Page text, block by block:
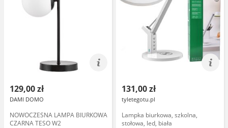
129,00 zł
DAMI DOMO
NOWOCZESNA LAMPA BIURKOWA
CZARNA TESO W2
131,00 zł
tyletegotu.pl
Lampka biurkowa, szkolna,
stołowa, led, biała